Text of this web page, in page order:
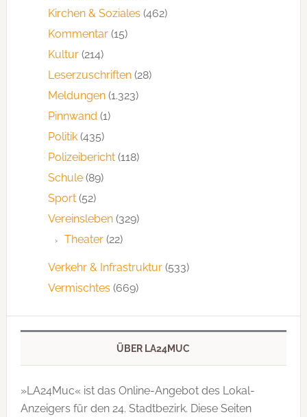
Kirchen & Soziales (462)
Kommentar(15)
Kultur(214)
Leserzuschriften(28)
Meldungen(1.323)
Pinnwand (1)
Politik(435)
Polizeibericht(118)
Schule(89)
Sport(52)
Vereinsleben(329)
Theater(22)
Verkehr & Infrastruktur(533)
Vermischtes (669)
ÜBER LA24MUC
»LA24Muc« ist das Online-Angebot des Lokal-
Anzeigers für den 24. Stadtbezirk. Diese Seiten